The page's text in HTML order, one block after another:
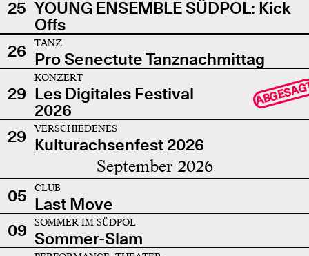
25 YOUNG ENSEMBLE SÜDPOL: Kick
Offs
26
TANZ
Pro Senectute Tanznachmittag
29
KONZERT
Les Digitales Festival
2026
29 VERSCHIEDENES
Kulturachsenfest 2026
September 2026
05 CLUB
Last Move
09
SOMMER IM SÜDPOL
Sommer-Slam